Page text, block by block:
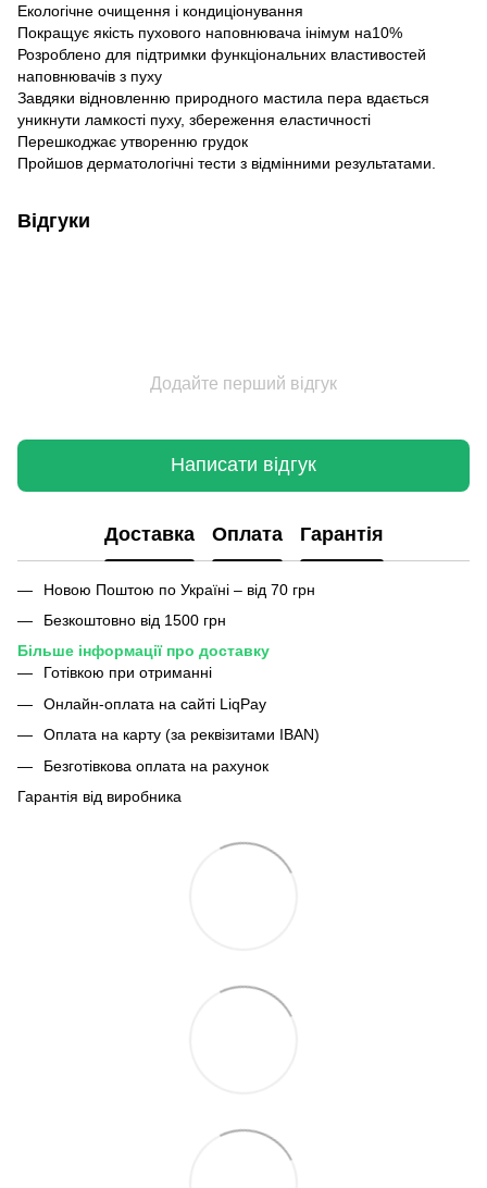
Екологічне очищення і кондиціонування
Покращує якість пухового наповнювача інімум на10%
Розроблено для підтримки функціональних властивостей
наповнювачів з пуху
Завдяки відновленню природного мастила пера вдається
уникнути ламкості пуху, збереження еластичності
Перешкоджає утворенню грудок
Пройшов дерматологічні тести з відмінними результатами.
Відгуки
Додайте перший відгук
Написати відгук
Доставка Оплата Гарантія
Новою Поштою по Україні – від 70 грн
Безкоштовно від 1500 грн
Більше інформації про доставку
Готівкою при отриманні
Онлайн-оплата на сайті LiqPay
Оплата на карту (за реквізитами IBAN)
Безготівкова оплата на рахунок
Гарантія від виробника